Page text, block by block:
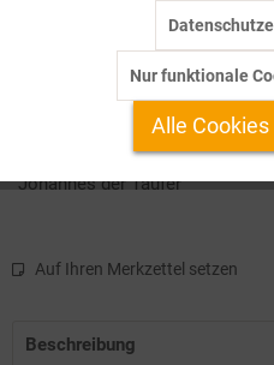
Religionspädagogische
Arbeitsblätter zum Thema
Religionspädagogische
"Johannes der Täufer"
Auf Ihren Merkzettel setzen
Beschreibung
Nur funktionale
Alle